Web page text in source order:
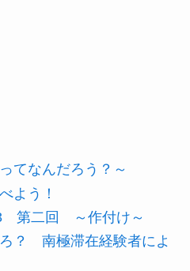
てなんだろう？～
よう！
第二回 ～作付け～
？ 南極滞在経験者によ